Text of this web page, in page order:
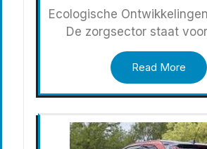
Ecologische
De zorgsector staat
Read More